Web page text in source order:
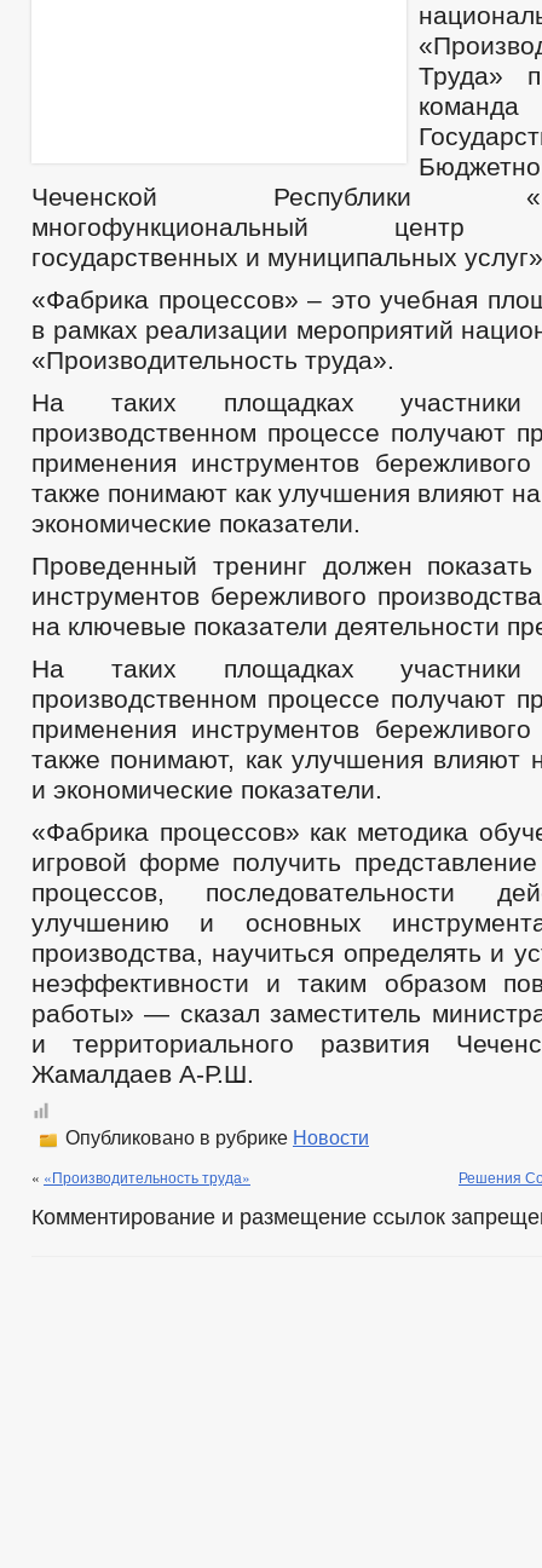
Труда»
команда
Чеченской Республики
многофункциональный центр
государственных и муниципальных
«Фабрика процессов» – это учебная
в рамках реализации мероприятий
«Производительность труда».
На таких площадках
производственном процессе получают
применения инструментов
также понимают как улучшения влияют
экономические показатели.
Проведенный тренинг должен
инструментов бережливого
на ключевые показатели деятельности
На таких площадках
производственном процессе получают
применения инструментов
также понимают, как улучшения влияют
и экономические показатели.
«Фабрика процессов» как методика
игровой форме получить
процессов, последовательности
улучшению и основных
производства, научиться определять и
неэффективности и таким образом
работы» — сказал заместитель
и территориального развития
Жамалдаев А-Р.Ш.
Опубликовано в рубрике Новости
« «Производительность труда» Решения
Комментирование и размещение ссылок